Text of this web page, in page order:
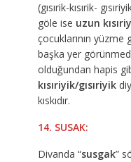
(gısırik-kısırik-
göle ise uzun
çocuklarının
başka yer
olduğundan hapis
kısıriyik/gısıriyik
kıskıdır.
14. SUSAK:
Divanda “susgak”